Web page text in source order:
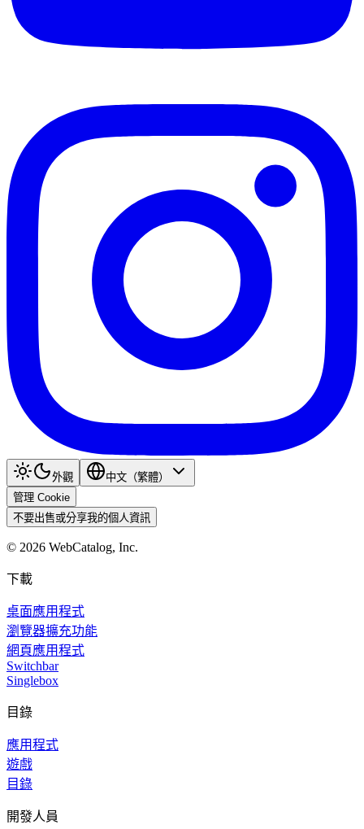
外觀
中文（繁體）
管理 Cookie
不要出售或分享我的個人資訊
© 2026 WebCatalog, Inc.
下載
桌面應用程式
瀏覽器擴充功能
網頁應用程式
Switchbar
Singlebox
目錄
應用程式
遊戲
目錄
開發人員